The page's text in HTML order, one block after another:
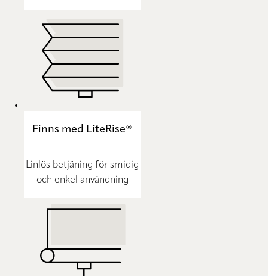
Finns med LiteRise®
Linlös betjäning för smidig
och enkel användning